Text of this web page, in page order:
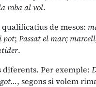
roba al vol.
de mesos:
pot; Passat el març
.
diferents. Per exemple:
, segons si volem